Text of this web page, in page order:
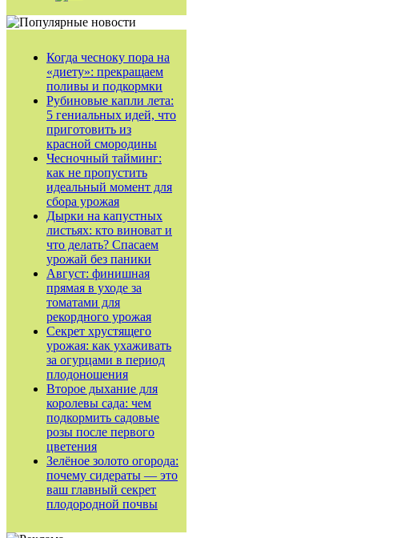
Когда чесноку пора на
«диету»: прекращаем
поливы и подкормки
Рубиновые капли лета:
5 гениальных идей, что
приготовить из
красной смородины
Чесночный тайминг:
как не пропустить
идеальный момент для
сбора урожая
Дырки на капустных
листьях: кто виноват и
что делать? Спасаем
урожай без паники
Август: финишная
прямая в уходе за
томатами для
рекордного урожая
Секрет хрустящего
урожая: как ухаживать
за огурцами в период
плодоношения
Второе дыхание для
королевы сада: чем
подкормить садовые
розы после первого
цветения
Зелёное золото огорода:
почему сидераты — это
ваш главный секрет
плодородной почвы